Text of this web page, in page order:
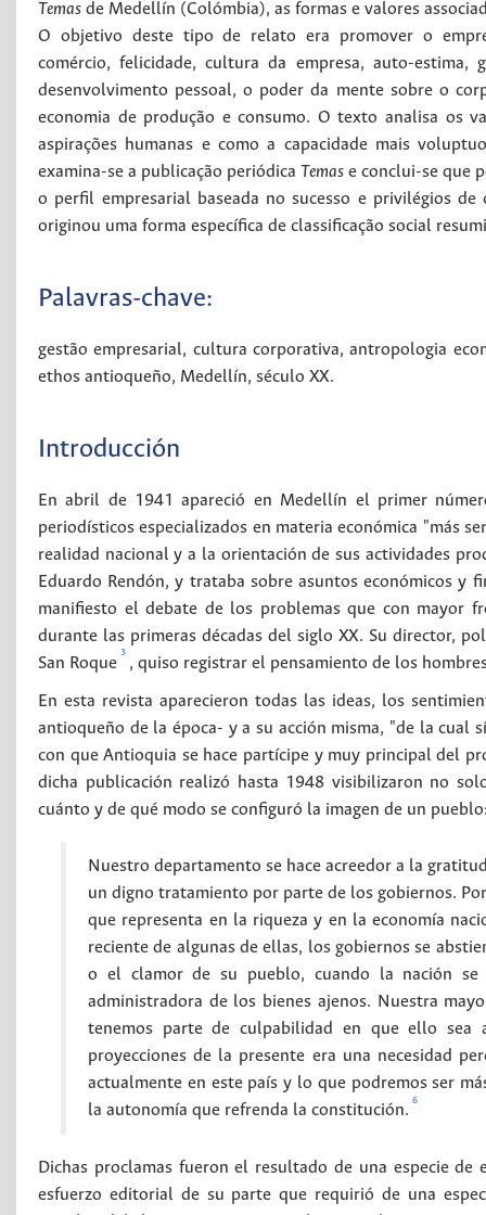
Temas de Medellín (Colómbia), as formas e valores
O objetivo deste tipo de relato era promover o
comércio, felicidade, cultura da empresa, auto-
desenvolvimento pessoal, o poder da mente sobre o
economia de produção e consumo. O texto analisa os
aspirações humanas e como a capacidade mais
examina-se a publicação periódica Temas e conclui-se que
o perfil empresarial baseada no sucesso e privilégios
originou uma forma específica de classificação social
Palavras-chave:
gestão empresarial, cultura corporativa,antropologia
ethos antioqueño, Medellín, século XX.
Introducción
En abril de 1941 apareció en Medellín el primer
periodísticos especializados en materia económica "más
realidad nacional y a la orientación de sus actividades
Eduardo Rendón, y trataba sobre asuntos económicos y
manifiesto el debate de los problemas que con mayor
durante las primeras décadas del siglo XX. Su director,
San Roque
3
, quiso registrar el pensamiento de los
En esta revista aparecieron todas las ideas, los
antioqueño de la época- y a su acción misma, "de la cual
con que Antioquia se hace partícipe y muy principal del
dicha publicación realizó hasta 1948 visibilizaron no
cuánto y de qué modo se configuró la imagen de un
Nuestro departamento se hace acreedor a la
un digno tratamiento por parte de los gobiernos.
que representa en la riqueza y en la economía
reciente de algunas de ellas, los gobiernos se
o el clamor de su pueblo, cuando la nación
administradora de los bienes ajenos. Nuestra
tenemos parte de culpabilidad en que ello
proyecciones de la presente era una necesidad
actualmente en este país y lo que podremos ser
la autonomía que refrenda la constitución.
6
Dichas proclamas fueron el resultado de una especie
esfuerzo editorial de su parte que requirió de una